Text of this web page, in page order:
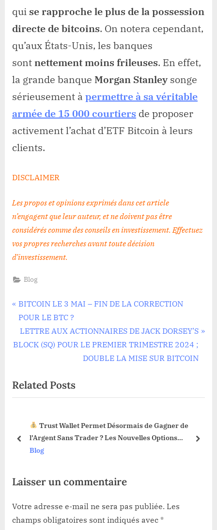
qui se rapproche le plus de la possession
directe de bitcoins. On notera cependant,
qu’aux États-Unis, les banques
sontnettement moins frileuses. En effet,
la grande banque Morgan Stanley songe
sérieusement à permettre à sa véritable
armée de 15 000 courtiers de proposer
activement l’achat d’ETF Bitcoin à leurs
clients.
DISCLAIMER
Les propos et opinions exprimés dans cet article
n’engagent que leur auteur, et ne doivent pas être
considérés comme des conseils en investissement. Effectuez
vos propres recherches avant toute décision
d’investissement.
Blog
Navigation
de
l’article
P
r
e
v
u
s
s
BITCOIN LE 3 MAI – FIN DE LA CORRECTION
POUR LE BTC ?
N
e
P
o
:
LETTRE AUX ACTIONNAIRES DE JACK DORSEY’S
BLOCK (SQ) POUR LE PREMIER TRIMESTRE 2024 ;
DOUBLE LA MISE SUR BITCOIN
Related Posts
Trust Wallet Permet Désormais de Gagner de
l’Argent Sans Trader ? Les Nouvelles Options
Dévoilées !
Blog
prev next
Laisser un commentaire
Votre adresse e-mail ne sera pas publiée. Les
champs obligatoires sont indiqués avec *